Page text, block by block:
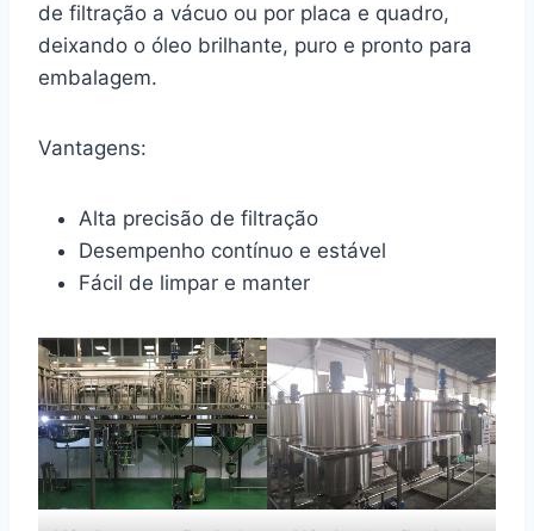
de filtração a vácuo ou por placa e quadro,
deixando o óleo brilhante, puro e pronto para
embalagem.
Vantagens:
Alta precisão de filtração
Desempenho contínuo e estável
Fácil de limpar e manter